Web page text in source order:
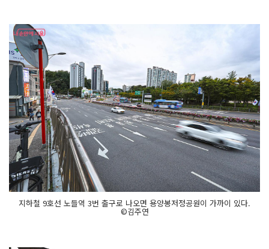
지하철 9호선 노들역 3번 출구로 나오면 용양봉저정공원이 가까이 있다.
©김주연